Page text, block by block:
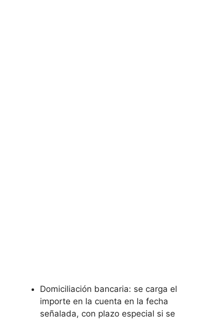
Domiciliación bancaria: se carga el
importe en la cuenta en la fecha
señalada, con plazo especial si se